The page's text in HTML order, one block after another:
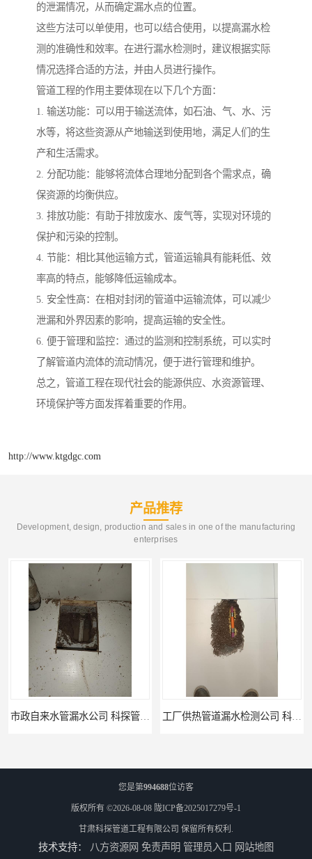
的泄漏情况，从而确定漏水点的位置。
这些方法可以单使用，也可以结合使用，以提高漏水检
测的准确性和效率。在进行漏水检测时，建议根据实际
情况选择合适的方法，并由人员进行操作。
管道工程的作用主要体现在以下几个方面：
1. 输送功能：可以用于输送流体，如石油、气、水、污
水等，将这些资源从产地输送到使用地，满足人们的生
产和生活需求。
2. 分配功能：能够将流体合理地分配到各个需求点，确
保资源的均衡供应。
3. 排放功能：有助于排放废水、废气等，实现对环境的
保护和污染的控制。
4. 节能：相比其他运输方式，管道运输具有能耗低、效
率高的特点，能够降低运输成本。
5. 安全性高：在相对封闭的管道中运输流体，可以减少
泄漏和外界因素的影响，提高运输的安全性。
6. 便于管理和监控：通过的监测和控制系统，可以实时
了解管道内流体的流动情况，便于进行管理和维护。
总之，管道工程在现代社会的能源供应、水资源管理、
环境保护等方面发挥着重要的作用。
http://www.ktgdgc.com
产品推荐
Development, design, production and sales in one of the manufacturing
enterprises
公司仪器测漏电话 科探管道工程
您是第994688位访客
版权所有 ©2026-08-08 陇ICP备2025017279号-1
甘肃科探管道工程有限公司 保留所有权利.
技术支持： 八方资源网 免责声明 管理员入口 网站地图